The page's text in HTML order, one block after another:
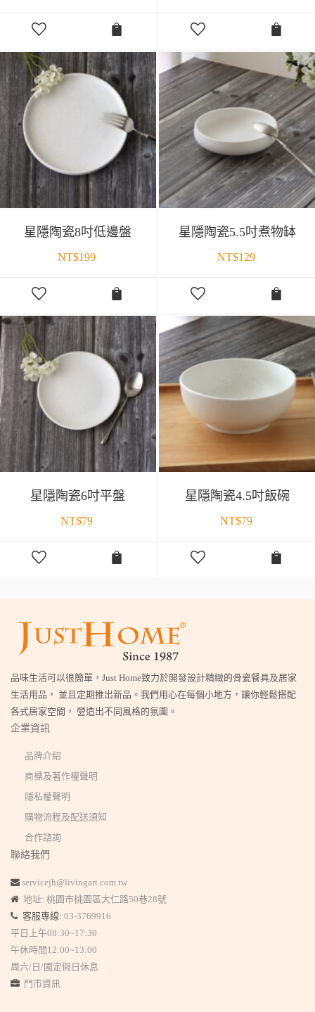
星隱陶瓷8吋低邊盤
NT$199
星隱陶瓷5.5吋煮物缽
NT$129
星隱陶瓷6吋平盤
NT$79
星隱陶瓷4.5吋飯碗
NT$79
品味生活可以很簡單，Just Home致力於開發設計精緻的骨瓷餐具及居家
生活用品， 並且定期推出新品。我們用心在每個小地方，讓你輕鬆搭配
各式居家空間， 營造出不同風格的氛圍。
企業資訊
品牌介紹
商標及著作權聲明
隱私權聲明
購物流程及配送須知
合作諮詢
聯絡我們
servicejh@livingart.com.tw
地址: 桃園市桃園區大仁路50巷28號
客服專線: 03-3769916
平日上午08:30~17:30
午休時間12:00~13:00
周六/日/國定假日休息
門市資訊